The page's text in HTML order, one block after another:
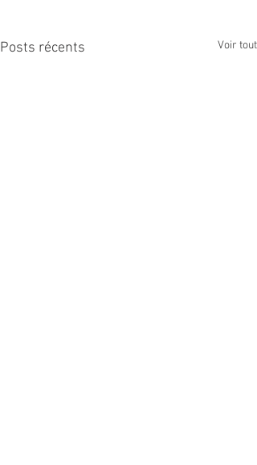
Posts récents Voir tout